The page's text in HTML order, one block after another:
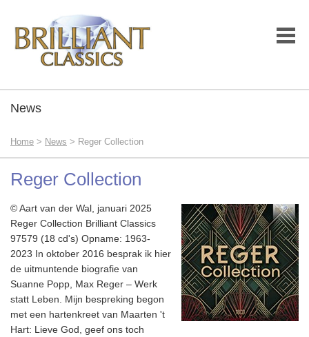
News
Home > News > Reger Collection
Reger Collection
© Aart van der Wal, januari 2025
Reger Collection Brilliant Classics
97579 (18 cd's) Opname: 1963-
2023 In oktober 2016 besprak ik hier
de uitmuntende biografie van
Suanne Popp, Max Reger – Werk
statt Leben. Mijn bespreking begon
met een hartenkreet van Maarten 't
Hart: Lieve God, geef ons toch